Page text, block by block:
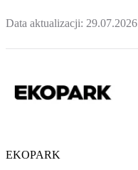
Data aktualizacji: 29.07.2026
EKOPARK